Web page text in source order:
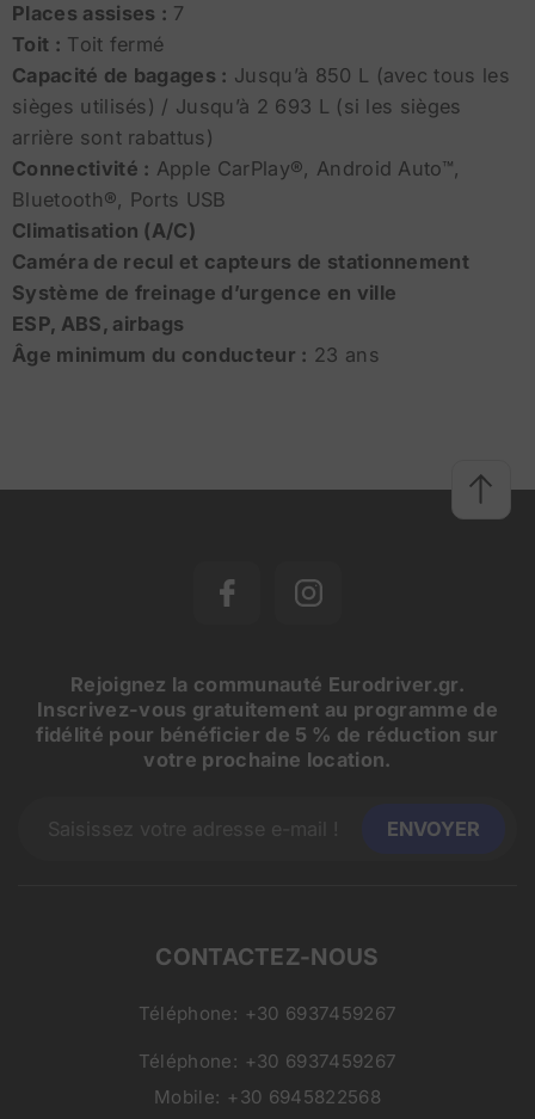
Places assises : 7
Toit : Toit fermé
Capacité de bagages : Jusqu’à 850 L (avec tous les
sièges utilisés) / Jusqu’à 2 693 L (si les sièges
arrière sont rabattus)
Connectivité : Apple CarPlay®, Android Auto™,
Bluetooth®, Ports USB
Climatisation (A/C)
Caméra de recul et capteurs de stationnement
Système de freinage d’urgence en ville
ESP, ABS, airbags
Âge minimum du conducteur : 23 ans
Rejoignez la communauté Eurodriver.gr.
Inscrivez-vous gratuitement au programme de
fidélité pour bénéficier de 5 % de réduction sur
votre prochaine location.
CONTACTEZ-NOUS
Téléphone: +30 6937459267
Téléphone: +30 6937459267
Mobile: +30 6945822568